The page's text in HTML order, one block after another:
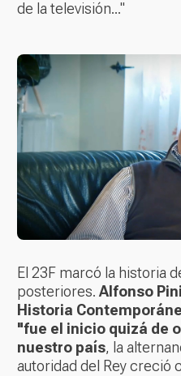
de la televisión..."
El 23F marcó la historia
posteriores. Alfonso
Historia
"fue el inicio quizá de
nuestro país, la
autoridad del Rey creció